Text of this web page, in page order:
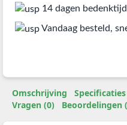
14 dagen
Vandaag besteld,
Omschrijving Specificaties
Vragen (0)
Beoordelingen